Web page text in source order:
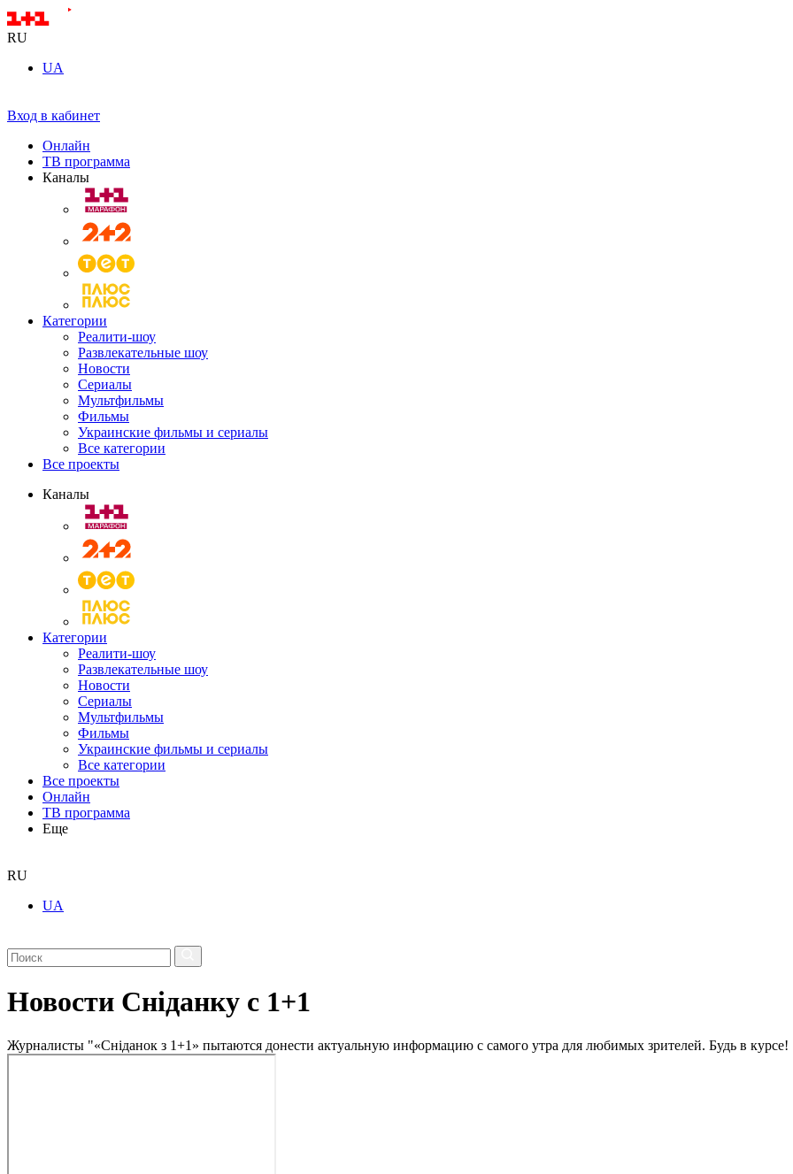
RU
UA
Вход в кабинет
Онлайн
ТВ программа
Каналы
Категории
Реалити-шоу
Развлекательные шоу
Новости
Сериалы
Мультфильмы
Фильмы
Украинские фильмы и сериалы
Все категории
Все проекты
Каналы
Категории
Реалити-шоу
Развлекательные шоу
Новости
Сериалы
Мультфильмы
Фильмы
Украинские фильмы и сериалы
Все категории
Все проекты
Онлайн
ТВ программа
Еще
RU
UA
Новости Сніданку с 1+1
Журналисты "«Сніданок з 1+1» пытаются донести актуальную информацию с самого утра для любимых зрителей. Будь в курсе!